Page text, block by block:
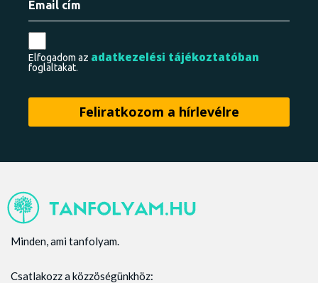
Elfogadom az adatkezelési tájékoztatóban
foglaltakat.
Minden, ami tanfolyam.
Csatlakozz a közzöségünkhöz: